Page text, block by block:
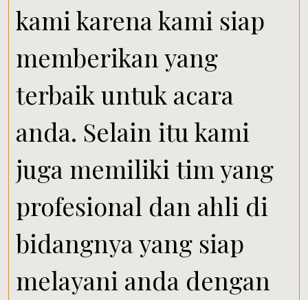
kami karena kami siap
memberikan yang
terbaik untuk acara
anda. Selain itu kami
juga memiliki tim yang
profesional dan ahli di
bidangnya yang siap
melayani anda dengan